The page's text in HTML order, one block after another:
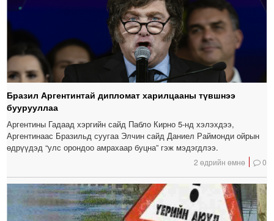
Бразил Аргентинтай дипломат харилцааны түвшнээ
буурууллаа
Аргентины Гадаад хэргийн сайд Пабло Кирно 5-нд хэлэхдээ,
Аргентинаас Бразильд суугаа Элчин сайд Даниел Раймонди ойрын
өдрүүдэд “улс орондоо амрахаар буцна” гэж мэдэгдлээ.
2 өдрийн өмнө 0